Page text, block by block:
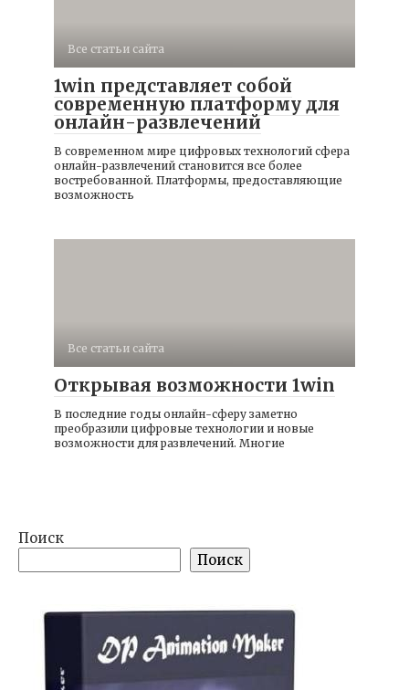
Все статьи сайта
1win представляет собой
современную платформу для
онлайн-развлечений
В современном мире цифровых технологий сфера
онлайн-развлечений становится все более
востребованной. Платформы, предоставляющие
возможность
Все статьи сайта
Открывая возможности 1win
В последние годы онлайн-сферу заметно
преобразили цифровые технологии и новые
возможности для развлечений. Многие
Поиск
Поиск